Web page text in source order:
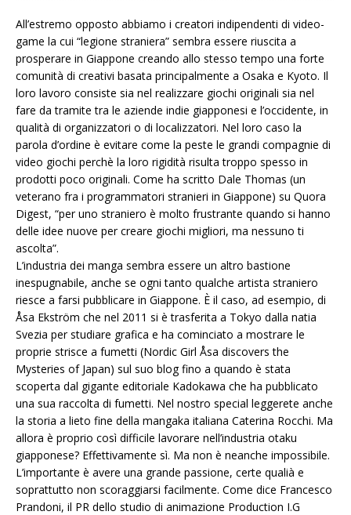
All’estremo opposto abbiamo i creatori indipendenti di video-
game la cui “legione straniera” sembra essere riuscita a
prosperare in Giappone creando allo stesso tempo una forte
comunità di creativi basata principalmente a Osaka e Kyoto. Il
loro lavoro consiste sia nel realizzare giochi originali sia nel
fare da tramite tra le aziende indie giapponesi e l’occidente, in
qualità di organizzatori o di localizzatori. Nel loro caso la
parola d’ordine è evitare come la peste le grandi compagnie di
video giochi perchè la loro rigidità risulta troppo spesso in
prodotti poco originali. Come ha scritto Dale Thomas (un
veterano fra i programmatori stranieri in Giappone) su Quora
Digest, “per uno straniero è molto frustrante quando si hanno
delle idee nuove per creare giochi migliori, ma nessuno ti
ascolta”.
L’industria dei manga sembra essere un altro bastione
inespugnabile, anche se ogni tanto qualche artista straniero
riesce a farsi pubblicare in Giappone. È il caso, ad esempio, di
Åsa Ekström che nel 2011 si è trasferita a Tokyo dalla natia
Svezia per studiare grafica e ha cominciato a mostrare le
proprie strisce a fumetti (Nordic Girl Åsa discovers the
Mysteries of Japan) sul suo blog fino a quando è stata
scoperta dal gigante editoriale Kadokawa che ha pubblicato
una sua raccolta di fumetti. Nel nostro special leggerete anche
la storia a lieto fine della mangaka italiana Caterina Rocchi. Ma
allora è proprio così difficile lavorare nell’industria otaku
giapponese? Effettivamente sì. Ma non è neanche impossibile.
L’importante è avere una grande passione, certe qualià e
soprattutto non scoraggiarsi facilmente. Come dice Francesco
Prandoni, il PR dello studio di animazione Production I.G